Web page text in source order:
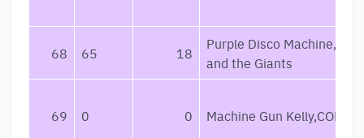
68 65 18
Purple Disco
and the Giants
69 0 0 Machine Gun Kelly,CORPSE